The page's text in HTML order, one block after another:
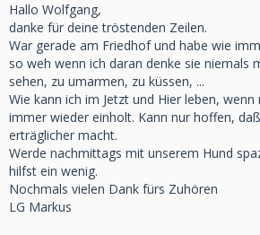
Hallo Wolfgang,
danke für deine tröstenden Zeilen.
War gerade am Friedhof und habe wie
so weh wenn ich daran denke sie niemals
sehen, zu umarmen, zu küssen, ...
Wie kann ich im Jetzt und Hier leben,
immer wieder einholt. Kann nur hoffen,
erträglicher macht.
Werde nachmittags mit unserem Hund
hilfst ein wenig.
Nochmals vielen Dank fürs Zuhören
LG Markus